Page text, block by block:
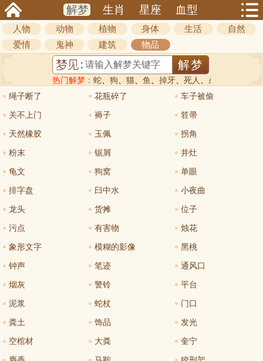
解梦 生肖 星座 血型
人物 动物 植物 身体 生活
自然
爱情
鬼神 建筑 物品
热门解梦： 蛇、 狗、 猫、 鱼 、 掉牙、 死人 、 杀人
绳子断了
花瓶碎了 车子被偷
关不上门 褥子 笤帚
天然橡胶 玉佩 拐角
粉末 锯屑 井灶
龟文 狗窝 单眼
排字盘 臼中水 小夜曲
龙头 货摊 位子
污点 有害物 烛花
象形文字 模糊的影像 黑桃
钟声 笔迹 通风口
烟灰 警铃 平台
泥浆 蛇杖 门口
粪土 饰品 发光
空棺材 大粪 奎宁